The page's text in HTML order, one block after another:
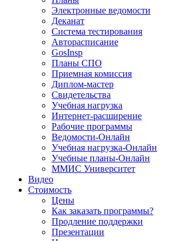
Электронные ведомости
Деканат
Система тестирования
Авторасписание
GosInsp
Планы СПО
Приемная комиссия
Диплом-мастер
Свидетельства
Учебная нагрузка
Интернет-расширение
Рабочие программы
Ведомости-Онлайн
Учебная нагрузка-Онлайн
Учебные планы-Онлайн
ММИС Университет
Видео
Стоимость
Цены
Как заказать программы?
Продление поддержки
Презентации